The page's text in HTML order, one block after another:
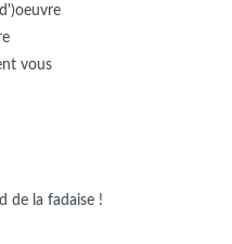
vous
de la fadaise !